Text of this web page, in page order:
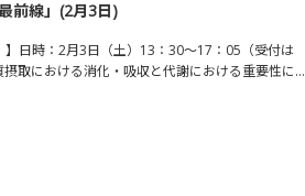
前線」(2月3日)
】日時：2月3日（土）13：30～17：05（受付は
取における消化・吸収と代謝における重要性に…